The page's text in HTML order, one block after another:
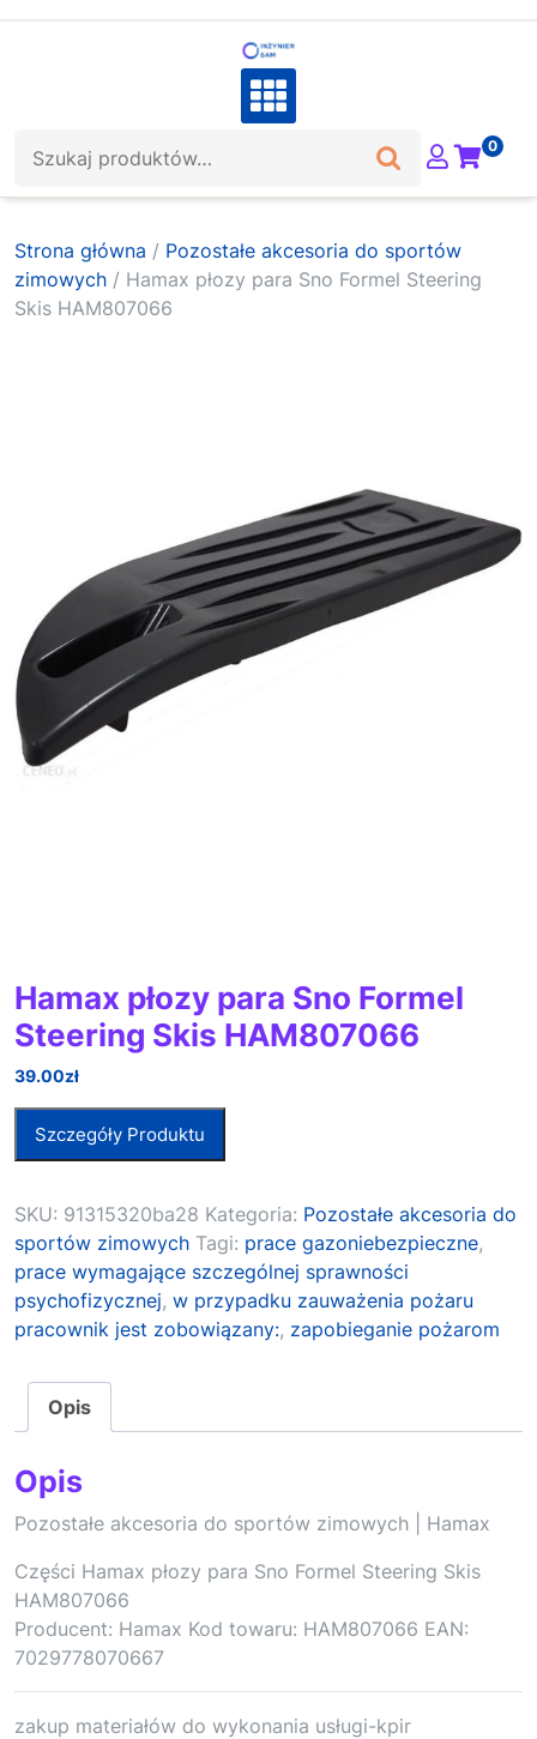
0
Strona główna / Pozostałe akcesoria do sportów
zimowych / Hamax płozy para Sno Formel Steering
Skis HAM807066
Hamax płozy para Sno Formel
Steering Skis HAM807066
39.00zł
Szczegóły Produktu
SKU: 91315320ba28 Kategoria: Pozostałe akcesoria do
sportów zimowych Tagi: prace gazoniebezpieczne,
prace wymagające szczególnej sprawności
psychofizycznej, w przypadku zauważenia pożaru
pracownik jest zobowiązany:, zapobieganie pożarom
Opis
Opis
Pozostałe akcesoria do sportów zimowych | Hamax
Części Hamax płozy para Sno Formel Steering Skis
HAM807066
Producent: Hamax Kod towaru: HAM807066 EAN:
7029778070667
zakup materiałów do wykonania usługi-kpir